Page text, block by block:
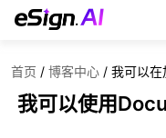
首页 / 博客中心 / 我可以在
我可以使用